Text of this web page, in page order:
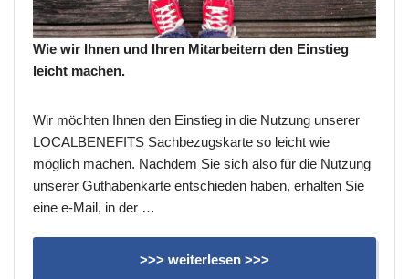
Wie wir Ihnen und Ihren Mitarbeitern den Einstieg
leicht machen.
Wir möchten Ihnen den Einstieg in die Nutzung unserer
LOCALBENEFITS Sachbezugskarte so leicht wie
möglich machen. Nachdem Sie sich also für die Nutzung
unserer Guthabenkarte entschieden haben, erhalten Sie
eine e-Mail, in der …
>>> weiterlesen >>>